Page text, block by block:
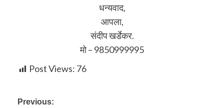
धन्यवाद,
आपला,
संदीप खर्डेकर.
मो – 9850999995
Post Views: 76
Previous: